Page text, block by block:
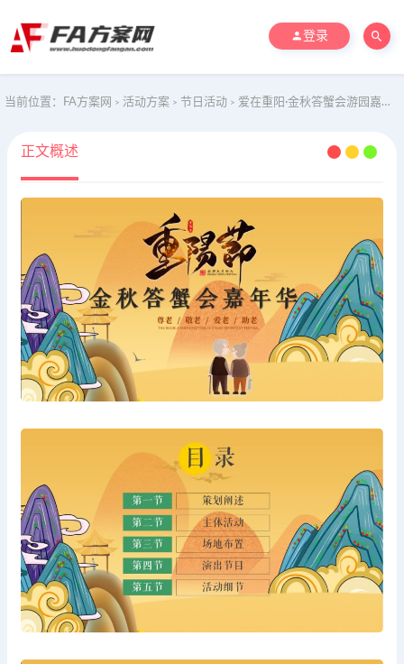
登录
当前位置： FA方案网 > 活动方案 > 节日活动 > 爱在重阳·金秋答蟹会游园嘉年华-地产汽车4S店重阳节主题活动策划方案
正文概述